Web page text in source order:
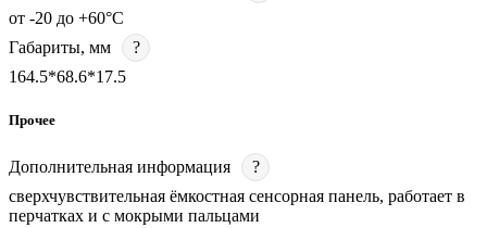
от -20 до +60°С
Габариты, мм
?
164.5*68.6*17.5
Прочее
Дополнительная информация
?
сверхчувствительная ёмкостная сенсорная панель, работает в
перчатках и с мокрыми пальцами